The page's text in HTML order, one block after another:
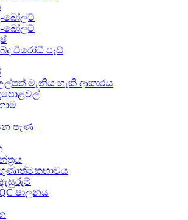
බෝල්ට්
බෝල්ට්
විරෝධී පෑඩ්
මැනිය හැකි ආකාරය
පැණ
පාලනය